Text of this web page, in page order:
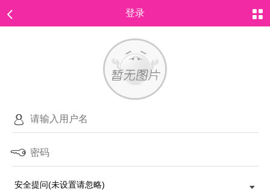
登录